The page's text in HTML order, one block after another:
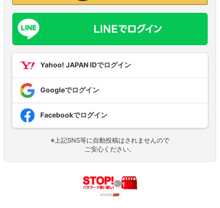
Yahoo! JAPAN IDでログイン
Googleでログイン
Facebookでログイン
※上記SNS等に自動投稿はされませんので
ご安心ください。